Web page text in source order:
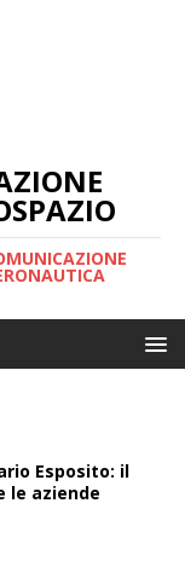
Esposito: il
le aziende